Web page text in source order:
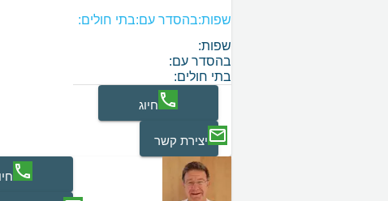
שפות:בהסדר עם:בתי חולים:
שפות:
בהסדר עם:
בתי חולים:
חיוג
יצירת קשר